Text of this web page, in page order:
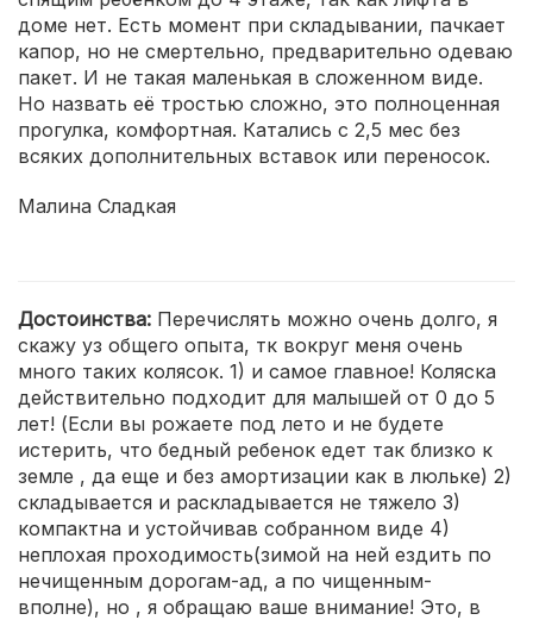
доме нет. Есть момент при складывании, пачкает
капор, но не смертельно, предварительно одеваю
пакет. И не такая маленькая в сложенном виде.
Но назвать её тростью сложно, это полноценная
прогулка, комфортная. Катались с 2,5 мес без
всяких дополнительных вставок или переносок.
Малина Сладкая
Достоинства: Перечислять можно очень долго, я
скажу уз общего опыта, тк вокруг меня очень
много таких колясок. 1) и самое главное! Коляска
действительно подходит для малышей от 0 до 5
лет! (Если вы рожаете под лето и не будете
истерить, что бедный ребенок едет так близко к
земле , да еще и без амортизации как в люльке) 2)
складывается и раскладывается не тяжело 3)
компактна и устойчивав собранном виде 4)
неплохая проходимость(зимой на ней ездить по
нечищенным дорогам-ад, а по чищенным-
вполне), но , я обращаю ваше внимание! Это, в